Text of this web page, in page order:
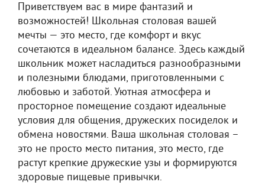
Приветствуем вас в мире фантазий и
возможностей! Школьная столовая вашей
мечты — это место, где комфорт и вкус
сочетаются в идеальном балансе. Здесь каждый
школьник может насладиться разнообразными
и полезными блюдами, приготовленными с
любовью и заботой. Уютная атмосфера и
просторное помещение создают идеальные
условия для общения, дружеских посиделок и
обмена новостями. Ваша школьная столовая –
это не просто место питания, это место, где
растут крепкие дружеские узы и формируются
здоровые пищевые привычки.